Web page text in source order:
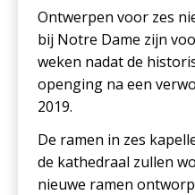
Ontwerpen voor zes
bij Notre Dame zijn
weken nadat de
openging na een
2019.
De ramen in zes
de kathedraal zullen
nieuwe ramen